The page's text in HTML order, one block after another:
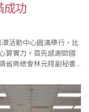
成功
活動中心圓滿舉行，比
算實力。首先感謝歐國
省商總會林元翔副秘書
氣鼓勵。 本次共兩場心
表全體宣誓，宣誓後隨
邀請..